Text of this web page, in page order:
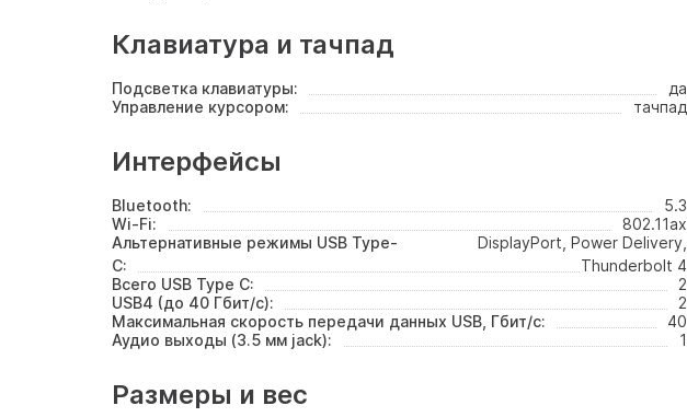
Клавиатура и тачпад
Подсветка клавиатуры:
да
Управление курсором:
тачпад
Интерфейсы
Bluetooth:
5.3
Wi-Fi:
802.11ax
Альтернативные режимы USB Type-
C:
DisplayPort, Power Delivery,
Thunderbolt 4
Всего USB Type C:
2
USB4 (до 40 Гбит/с):
2
Максимальная скорость передачи данных USB, Гбит/с:
40
Аудио выходы (3.5 мм jack):
1
Размеры и вес